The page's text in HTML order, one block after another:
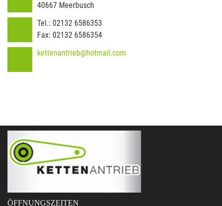
40667 Meerbusch
Tel.: 02132 6586353
Fax: 02132 6586354
kettenantrieb@hotmail.com
ÖFFNUNGSZEITEN